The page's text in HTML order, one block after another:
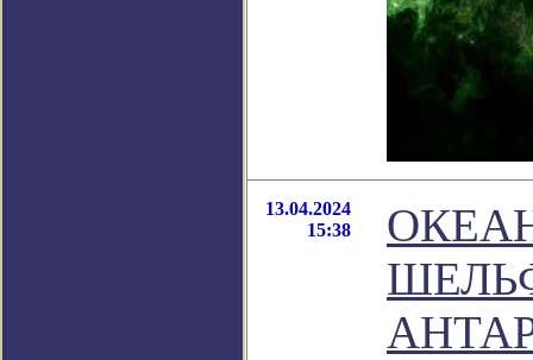
13.04.2024
15:38